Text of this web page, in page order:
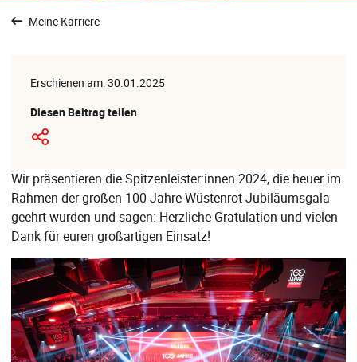
Meine Karriere
Erschienen am: 30.01.2025
Diesen Beitrag teilen
Wir präsentieren die Spitzenleister:innen 2024, die heuer im
Rahmen der großen 100 Jahre Wüstenrot Jubiläumsgala
geehrt wurden und sagen: Herzliche Gratulation und vielen
Dank für euren großartigen Einsatz!